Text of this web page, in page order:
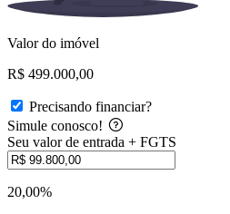
Valor do imóvel
R$ 499.000,00
Precisando financiar?
Simule conosco!
Seu valor de entrada + FGTS
20,00%